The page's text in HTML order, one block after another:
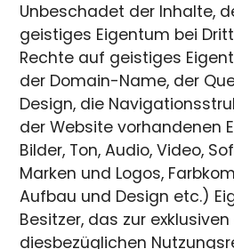
Unbeschadet der Inhalte,
geistiges Eigentum bei
Rechte auf geistiges
der Domain-Name, der
Design, die
der Website vorhandenen
Bilder, Ton, Audio, Video,
Marken und Logos,
Aufbau und Design etc.)
Besitzer, das zur
diesbezüglichen